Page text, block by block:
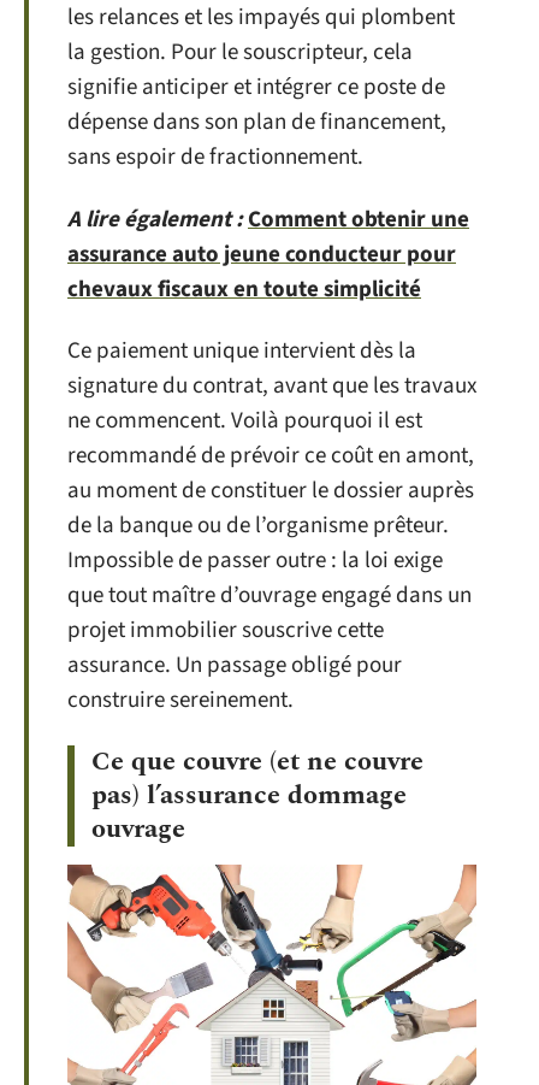
les relances et les impayés qui plombent
la gestion. Pour le souscripteur, cela
signifie anticiper et intégrer ce poste de
dépense dans son plan de financement,
sans espoir de fractionnement.
A lire également :Comment obtenir une
assurance auto jeune conducteur pour
chevaux fiscaux en toute simplicité
Ce paiement unique intervient dès la
signature du contrat, avant que les travaux
ne commencent. Voilà pourquoi il est
recommandé de prévoir ce coût en amont,
au moment de constituer le dossier auprès
de la banque ou de l’organisme prêteur.
Impossible de passer outre : la loi exige
que tout maître d’ouvrage engagé dans un
projet immobilier souscrive cette
assurance. Un passage obligé pour
construire sereinement.
Ce que couvre (et ne couvre
pas) l’assurance dommage
ouvrage